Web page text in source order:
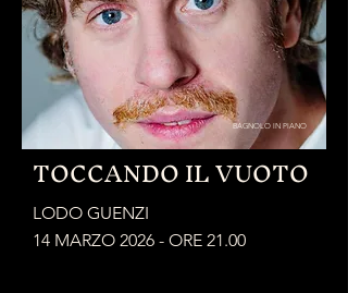
BAGNOLO IN PIANO
TOCCANDO IL VUOTO
LODO GUENZI
14 MARZO 2026 - ORE 21.00